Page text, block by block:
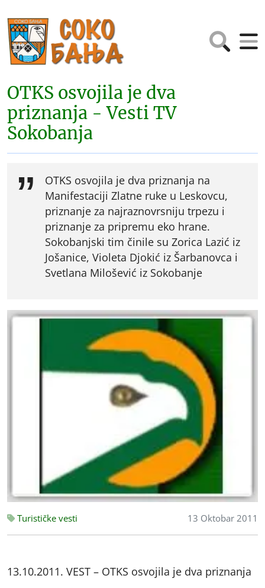
OTKS osvojila je dva
priznanja - Vesti TV
Sokobanja
OTKS osvojila je dva priznanja na
Manifestaciji Zlatne ruke u Leskovcu,
priznanje za najraznovrsniju trpezu i
priznanje za pripremu eko hrane.
Sokobanjski tim činile su Zorica Lazić iz
Jošanice, Violeta Djokić iz Šarbanovca i
Svetlana Milošević iz Sokobanje
Turističke vesti 13 Oktobar 2011
13.10.2011. VEST – OTKS osvojila je dva priznanja